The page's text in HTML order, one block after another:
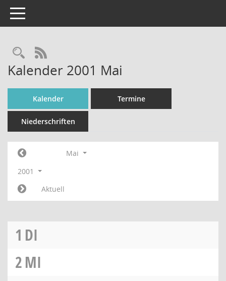
Toggle navigation
Rechercheauswahl
RSS-Feed
Kalender 2001 Mai
Kalender Termine
Niederschriften
Mai
2001
Aktuell
1 DI
2MI